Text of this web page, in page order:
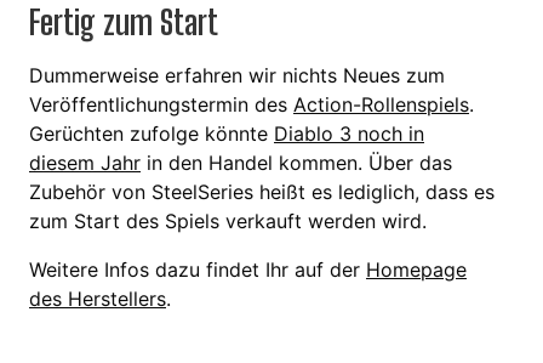
Fertig zum Start
Dummerweise erfahren wir nichts Neues zum
Veröffentlichungstermin des Action-Rollenspiels.
Gerüchten zufolge könnte Diablo 3 noch in
diesem Jahr in den Handel kommen. Über das
Zubehör von SteelSeries heißt es lediglich, dass es
zum Start des Spiels verkauft werden wird.
Weitere Infos dazu findet Ihr auf der Homepage
des Herstellers.